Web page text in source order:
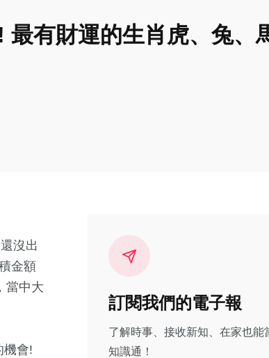
有財運的生肖虎、兔、
沒出
金額
當中大
機會!
訂閱我們的電子報
了解時事、接收新知、在家也能
知識通！